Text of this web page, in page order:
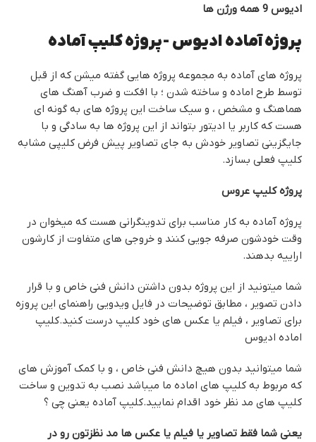
ادیوس 9 همه ورژن ها
پروژه آماده ادیوس -پروژه کلیپ آماده
پروژه های آماده به مجموعه پروژه هایی گفته میشن که از قبل
توسط طرح اماده و ساخته شدن ؛ با افکت و ضرب آهنگ های
هماهنگ و مشخص ، و سیک ساخت این پروژه های به گونه ای
هست که کاربر یا ادیتور بتواند از این پروژه ها به سادگی و با
جایگزینی تصاویر خودش به جای تصاویر پیش فرض کلیپی مشابه
کلیپ فعلی بسازد.
پروژه کلیپ عروس
پروژه آماده به کار مناسب برای تدوینگرانی هست که میخوان در
وقت خودشون صرفه جویی کنند و خروجی های متفاوت از کارشون
اراییه بدهند.
شما میتونید از این پروژه بدون داشتن دانش فنی خاص و با قرار
دادن تصویر ، مطابق توضیحات در فایل ویدویی راهنمای این پروزه
برای تصاویر ، فیلم یا عکس های خود کلیپ درست کنید.کلیپ
اماده ادیوس
شما میتوانید بدون هیچ دانش فنی خاص ، و با کمک آموزش های
که مربوط به کلیپ های اماده ما میباشد نصب به تدوین و ساخت
کلیپ های مد نظر خود اقدام نمایید.کلیپ آماده یعنی چی ؟
یعنی شما فقط تصاویر یا فیلم یا عکس ها مد نظزتون رو در